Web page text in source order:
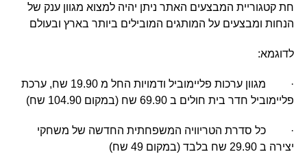
חת קטגוריית המבצעים האתר ניתן יהיה למצוא מגוון ענק של
הנחות ומבצעים על המותגים המובילים ביותר בארץ ובעולם
לדוגמא:
· מגוון ערכות פליימוביל ודמויות החל מ 19.90 שח, ערכת
פליימוביל חדר בית חולים ב 69.90 שח (במקום 104.90 שח)
· כל סדרת הטריוויה המשפחתית החדשה של משחקי
יצירה ב 29.90 שח בלבד (במקום 49 שח)